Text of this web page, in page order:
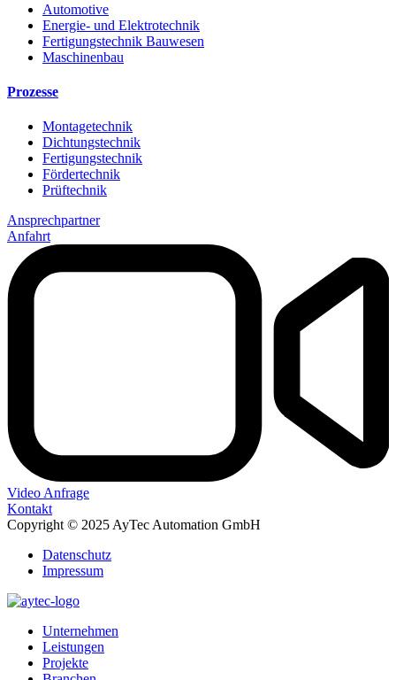
Automotive
Energie- und Elektrotechnik
Fertigungstechnik Bauwesen
Maschinenbau
Prozesse
Montagetechnik
Dichtungstechnik
Fertigungstechnik
Fördertechnik
Prüftechnik
Ansprechpartner
Anfahrt
Video Anfrage
Kontakt
Copyright © 2025 AyTec Automation GmbH
Datenschutz
Impressum
Unternehmen
Leistungen
Projekte